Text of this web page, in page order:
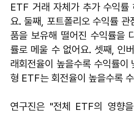
ETF 거래 자체가 추가 수익률
요. 둘째, 포트폴리오 수익률
품을 보유해 떨어진 수익률을
률로 메울 수 없어요. 셋째, 인
래회전율이 높을수록 수익률이
형 ETF는 회전율이 높을수록
연구진은 "전체 ETF의 영향